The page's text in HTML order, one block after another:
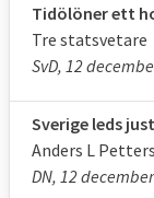
helhet:
stiftas i en
•
Tidölöner ett
Tre statsvetare
SvD, 12
Sverige leds
Anders L
DN, 12 december